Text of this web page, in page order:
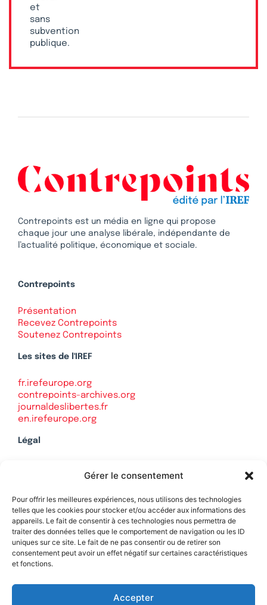
Gérer le consentement
Pour offrir les meilleures expériences, nous utilisons des technologies
telles que les cookies pour stocker et/ou accéder aux informations des
appareils. Le fait de consentir à ces technologies nous permettra de
traiter des données telles que le comportement de navigation ou les ID
uniques sur ce site. Le fait de ne pas consentir ou de retirer son
consentement peut avoir un effet négatif sur certaines caractéristiques
et fonctions.
Accepter
et
sans
subvention
publique.
Contrepoints est un média en ligne qui propose
chaque jour une analyse libérale, indépendante de
l’actualité politique, économique et sociale.
Contrepoints
Présentation
Recevez Contrepoints
Soutenez Contrepoints
Les sites de l'IREF
fr.irefeurope.org
contrepoints-archives.org
journaldeslibertes.fr
en.irefeurope.org
Légal
Politique de confidentialité
Contact
Soutenez Contrepoints